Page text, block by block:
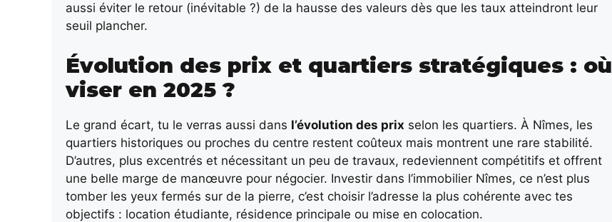
aussi éviter le retour (inévitable ?) de la hausse des valeurs dès que les taux atteindront leur
seuil plancher.
Évolution des prix et quartiers stratégiques : où
viser en 2025 ?
Le grand écart, tu le verras aussi dans l’évolution des prix selon les quartiers. À Nîmes, les
quartiers historiques ou proches du centre restent coûteux mais montrent une rare stabilité.
D’autres, plus excentrés et nécessitant un peu de travaux, redeviennent compétitifs et offrent
une belle marge de manœuvre pour négocier. Investir dans l’immobilier Nîmes, ce n’est plus
tomber les yeux fermés sur de la pierre, c’est choisir l’adresse la plus cohérente avec tes
objectifs : location étudiante, résidence principale ou mise en colocation.